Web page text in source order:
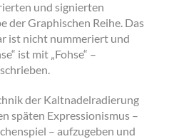
und signierten
der Graphischen Reihe. Das
ist nicht nummeriert und
ist mit „Fohse“ –
der Kaltnadelradierung
späten Expressionismus –
– aufzugeben und